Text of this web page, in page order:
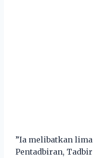
”Ia melibatkan
Pentadbiran,